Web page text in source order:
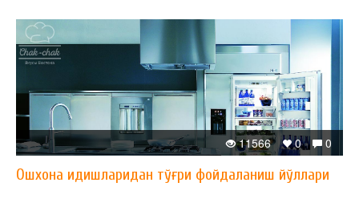
0
0
11566
Ошхона идишларидан тўғри фойдаланиш йўллари